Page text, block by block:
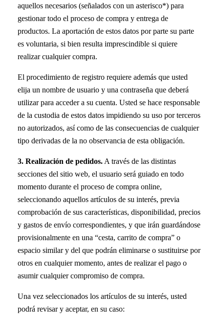
aquellos necesarios (señalados con un asterisco*) para
gestionar todo el proceso de compra y entrega de
productos. La aportación de estos datos por parte su parte
es voluntaria, si bien resulta imprescindible si quiere
realizar cualquier compra.
El procedimiento de registro requiere además que usted
elija un nombre de usuario y una contraseña que deberá
utilizar para acceder a su cuenta. Usted se hace responsable
de la custodia de estos datos impidiendo su uso por terceros
no autorizados, así como de las consecuencias de cualquier
tipo derivadas de la no observancia de esta obligación.
3. Realización de pedidos.A través de las distintas
secciones del sitio web, el usuario será guiado en todo
momento durante el proceso de compra online,
seleccionando aquellos artículos de su interés, previa
comprobación de sus características, disponibilidad, precios
y gastos de envío correspondientes, y que irán guardándose
provisionalmente en una “cesta, carrito de compra” o
espacio similar y del que podrán eliminarse o sustituirse por
otros en cualquier momento, antes de realizar el pago o
asumir cualquier compromiso de compra.
Una vez seleccionados los artículos de su interés, usted
podrá revisar y aceptar, en su caso: